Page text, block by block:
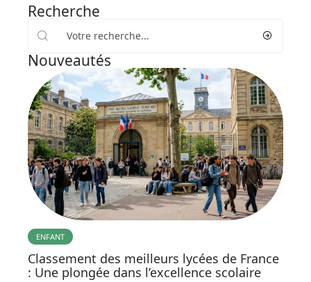
Recherche
Nouveautés
ENFANT
Classement des meilleurs lycées de France
: Une plongée dans l’excellence scolaire